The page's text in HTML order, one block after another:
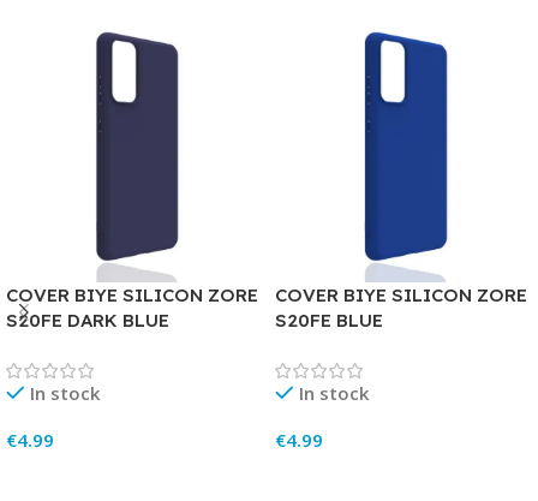
COVER BIYE SILICON ZORE
S20FE DARK BLUE
In stock
€4.99
COVER BIYE SILICON ZORE
S20FE BLUE
In stock
€4.99